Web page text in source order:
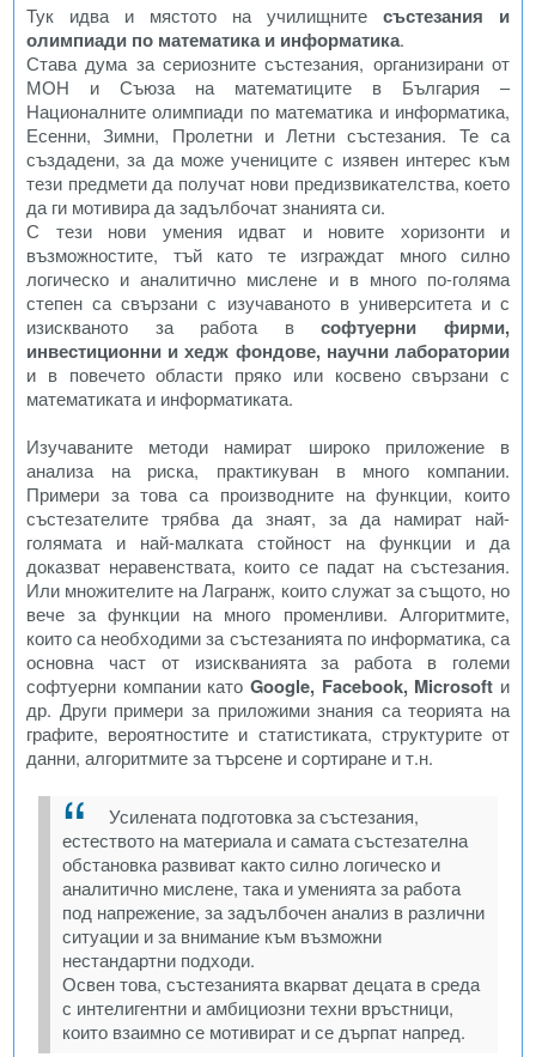
Тук идва и мястото на училищните състезания и
олимпиади по математика и информатика.
Става дума за сериозните състезания, организирани от
МОН и Съюза на математиците в България –
Националните олимпиади по математика и информатика,
Есенни, Зимни, Пролетни и Летни състезания. Те са
създадени, за да може учениците с изявен интерес към
тези предмети да получат нови предизвикателства, което
да ги мотивира да задълбочат знанията си.
С тези нови умения идват и новите хоризонти и
възможностите, тъй като те изграждат много силно
логическо и аналитично мислене и в много по-голяма
степен са свързани с изучаваното в университета и с
изискваното за работа всофтуерни фирми,
инвестиционни и хедж фондове, научни лаборатории
и в повечето области пряко или косвено свързани с
математиката и информатиката.
Изучаваните методи намират широко приложение в
анализа на риска, практикуван в много компании.
Примери за това са производните на функции, които
състезателите трябва да знаят, за да намират най-
голямата и най-малката стойност на функции и да
доказват неравенствата, които се падат на състезания.
Или множителите на Лагранж, които служат за същото, но
вече за функции на много променливи. Алгоритмите,
които са необходими за състезанията по информатика, са
основна част от изискванията за работа в големи
софтуерни компании като Google, Facebook, Microsoft и
др. Други примери за приложими знания са теорията на
графите, вероятностите и статистиката, структурите от
данни, алгоритмите за търсене и сортиране и т.н.
Усилената подготовка за състезания,
естеството на материала и самата състезателна
обстановка развиват както силно логическо и
аналитично мислене, така и уменията за работа
под напрежение, за задълбочен анализ в различни
ситуации и за внимание към възможни
нестандартни подходи.
Освен това, състезанията вкарват децата в среда
с интелигентни и амбициозни техни връстници,
които взаимно се мотивират и се дърпат напред.